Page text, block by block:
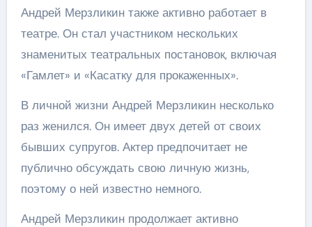
Андрей Мерзликин также активно работает в
театре. Он стал участником нескольких
знаменитых театральных постановок, включая
«Гамлет» и «Касатку для прокаженных».
В личной жизни Андрей Мерзликин несколько
раз женился. Он имеет двух детей от своих
бывших супругов. Актер предпочитает не
публично обсуждать свою личную жизнь,
поэтому о ней известно немного.
Андрей Мерзликин продолжает активно